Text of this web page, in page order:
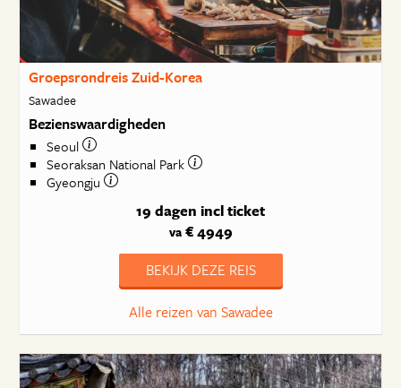
Groepsrondreis Zuid-Korea
Sawadee
Bezienswaardigheden
Seoul
Seoraksan National Park
Gyeongju
19 dagen incl ticket
va€ 4949
BEKIJK DEZE REIS
Alle reizen van Sawadee